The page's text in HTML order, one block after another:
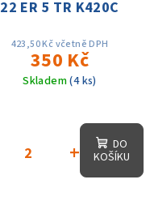
22 ER 5 TR K420C
423,50 Kč včetně DPH
350 Kč
Skladem(4 ks)
+
DO
KOŠÍKU